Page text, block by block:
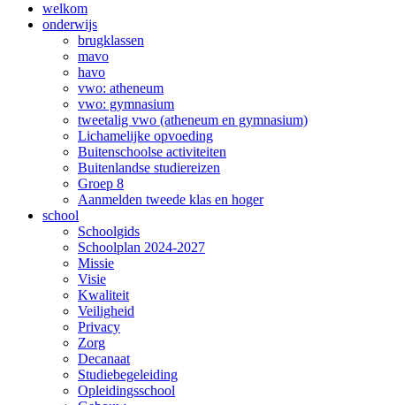
welkom
onderwijs
brugklassen
mavo
havo
vwo: atheneum
vwo: gymnasium
tweetalig vwo (atheneum en gymnasium)
Lichamelijke opvoeding
Buitenschoolse activiteiten
Buitenlandse studiereizen
Groep 8
Aanmelden tweede klas en hoger
school
Schoolgids
Schoolplan 2024-2027
Missie
Visie
Kwaliteit
Veiligheid
Privacy
Zorg
Decanaat
Studiebegeleiding
Opleidingsschool